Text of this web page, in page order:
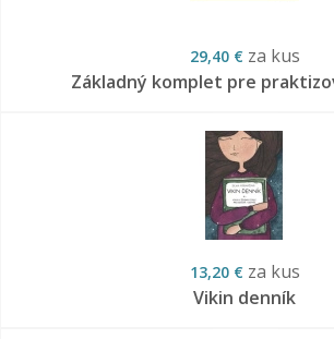
29,40 € za kus
Základný komplet pre
13,20 € za kus
Vikin denník